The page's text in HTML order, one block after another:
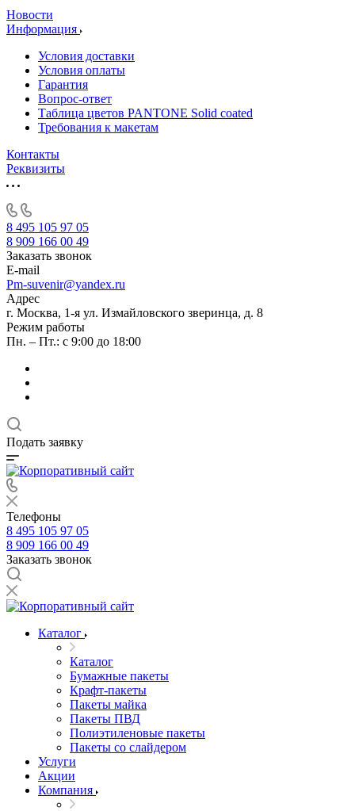
Новости
Информация
Условия доставки
Условия оплаты
Гарантия
Вопрос-ответ
Таблица цветов PANTONE Solid coated
Требования к макетам
Контакты
Реквизиты
8 495 105 97 05
8 909 166 00 49
Заказать звонок
E-mail
Pm-suvenir@yandex.ru
Адрес
г. Москва, 1-я ул. Измайловского зверинца, д. 8
Режим работы
Пн. – Пт.: с 9:00 до 18:00
Подать заявку
Телефоны
8 495 105 97 05
8 909 166 00 49
Заказать звонок
Каталог
Каталог
Бумажные пакеты
Крафт-пакеты
Пакеты майка
Пакеты ПВД
Полиэтиленовые пакеты
Пакеты со слайдером
Услуги
Акции
Компания